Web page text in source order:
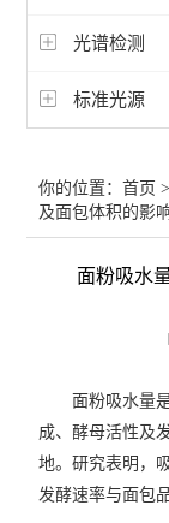
光谱检测
标准光源
你的位置：首页
及面包体积的影
面粉吸水
面粉吸水量是
成、酵母活性及
地。研究表明，
发酵速率与面包